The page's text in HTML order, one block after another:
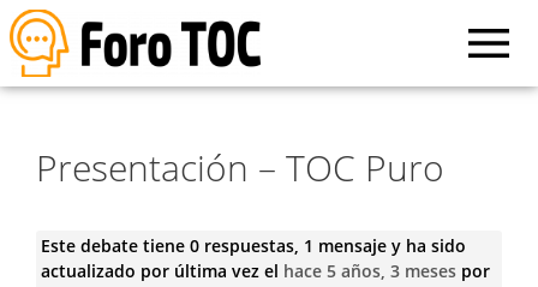
Presentación – TOC Puro
Este debate tiene 0 respuestas, 1 mensaje y ha sido
actualizado por última vez el hace 5 años, 3 mesespor